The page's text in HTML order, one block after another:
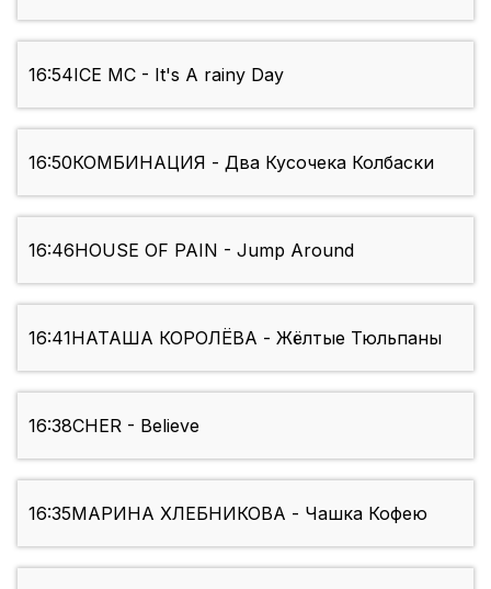
16:54ICE MC - It's A rainy Day
16:50КОМБИНАЦИЯ - Два Кусочека Колбаски
16:46HOUSE OF PAIN - Jump Around
16:41НАТАША КОРОЛЁВА - Жёлтые Тюльпаны
16:38CHER - Believe
16:35МАРИНА ХЛЕБНИКОВА - Чашка Кофею